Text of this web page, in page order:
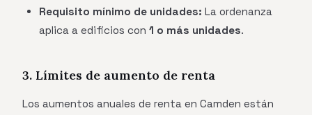
Requisito mínimo de unidades: La ordenanza
aplica a edificios con 1 o más unidades.
3. Límites de aumento de renta
Los aumentos anuales de renta en Camden están